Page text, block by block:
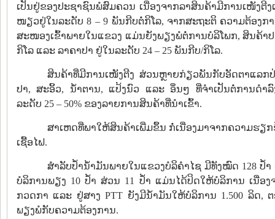
ເປັນຢູ່ຂອງປະຊາຊົນພໍສົມຄວນ ເນື່ອງຈາກລາສິນຄ້າມີການເໜັງຕີ
ໜຽວຢູ່ໃນລະດັບ 8 – 9 ພັນກີບຕໍ່ກິໂລ, ຈາກສະຖະຕິ ຄວາມຕ້ອງກ
ສະໜອງເຂົ້າພາຍໃນແຂວງ ແມ່ນຍັງພຽງພໍຕໍ່ການບໍລິໂພກ, ສິນຄ້າ
ກິໂລ ແລະ ລາຄາປາ ຢູ່ໃນລະດັບ 24 – 25 ພັນກີບ/ກິໂລ.
ສິນຄ້າທີ່ມີການເໜັງຕີງ ສ່ວນຫຼາຍກ່ຽວພັນກັບອັດຕາແລກປ່
ປາ, ສະອິ້ວ, ນ້ຳຕານ, ແປ້ງນົວ ແລະ ອຶ່ນໆ ທີ່ຈຳເປັນຕໍ່ການດຳ
ລະດັບ 25 – 50% ຂອງລາຍການສິນຄ້າທີ່ນຳເຂົ້າ.
ສາເຫດທີ່ພາໃຫ້ສິນຄ້າເພີ່ມຂຶ້ນ ກໍ່ເນື່ອງມາຈາກຄວາມຮຽ
ເຊື້ອໄຟ.
ສຳລັບປ້ຳນ້ຳມັນພາຍໃນແຂວງບໍລິຄຳໄຊ ມີທັງໝົດ 128 ປ້
ບໍລິການພຽງ 10 ປ້ຳ ສ່ວນ 11 ປ້ຳ ແມ່ນໄດ້ປິດໃຫ້ບໍລິການ ເນື່ອ
ກວດກາ ແລະ ຢູ່ສາງ PTT ຍັງມີນ້ຳມັນໃຫ້ບໍລິການ 1.500 ລິດ,
ພຽງພໍກັບຄວາມຕ້ອງການ.